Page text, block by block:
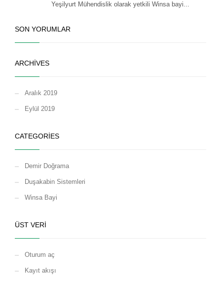
Yeşilyurt Mühendislik olarak yetkili Winsa bayi...
SON YORUMLAR
ARCHIVES
Aralık 2019
Eylül 2019
CATEGORIES
Demir Doğrama
Duşakabin Sistemleri
Winsa Bayi
ÜST VERI
Oturum aç
Kayıt akışı